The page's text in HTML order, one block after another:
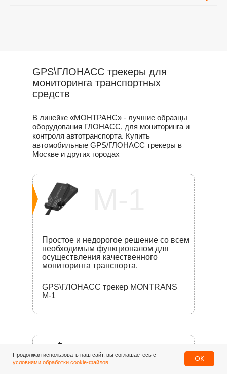
В линейке «МОНТРАНС» - лучшие образцы
оборудования ГЛОНАСС, для мониторинга и
контроля автотранспорта. Купить
автомобильные GPS/ГЛОНАСС трекеры в
Москве и других городах
GPS\ГЛОНАСС трекеры для
мониторинга транспортных
средств
GPS\ГЛОНАСС трекер MONTRANS
M-1
Простое и недорогое решение со всем
необходимым функционалом для
осуществления качественного
мониторинга транспорта.
M-3
Продолжая использовать наш сайт, вы соглашаетесь с
условиями обработки cookie-файлов
OK